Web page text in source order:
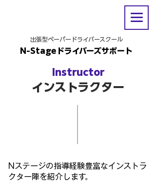
出張型ペーパードライバースクール
N-Stageドライバーズサポート
Instructor
インストラクター
Nステージの指導経験豊富なインストラ
クター陣を​紹介します。